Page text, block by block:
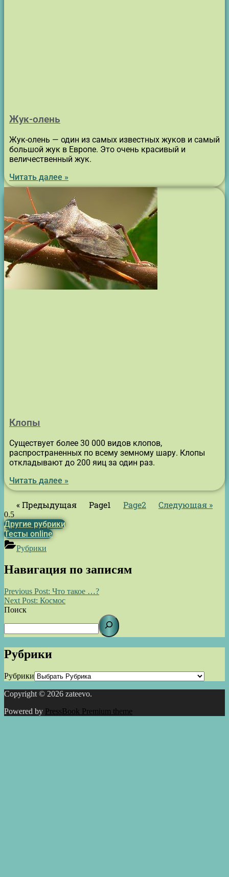
Жук-олень
Жук-олень — один из самых известных жуков и самый
большой жук в Европе. Это очень красивый и
величественный жук.
Читать далее »
Клопы
Существует более 30 000 видов клопов,
распространенных по всему земному шару. Клопы
откладывают до 200 яиц за один раз.
Читать далее »
« Предыдущая Page1 Page2 Следующая »
Другие рубрики
Тесты online
Рубрики
Навигация по записям
Previous Post: Что такое …?
Next Post: Космос
Поиск
Рубрики
Рубрики
Copyright © 2026 zateevo.
Powered by PressBook Premium theme